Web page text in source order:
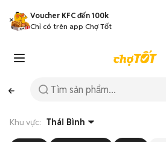
Voucher KFC đến 100k
Chỉ có trên app Chợ Tốt
Khu vực: Thái Bình